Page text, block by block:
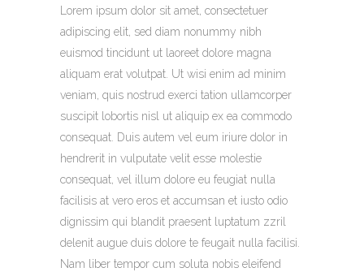
Lorem ipsum dolor sit amet, consectetuer
adipiscing elit, sed diam nonummy nibh
euismod tincidunt ut laoreet dolore magna
aliquam erat volutpat. Ut wisi enim ad minim
veniam, quis nostrud exerci tation ullamcorper
suscipit lobortis nisl ut aliquip ex ea commodo
consequat. Duis autem vel eum iriure dolor in
hendrerit in vulputate velit esse molestie
consequat, vel illum dolore eu feugiat nulla
facilisis at vero eros et accumsan et iusto odio
dignissim qui blandit praesent luptatum zzril
delenit augue duis dolore te feugait nulla facilisi.
Nam liber tempor cum soluta nobis eleifend